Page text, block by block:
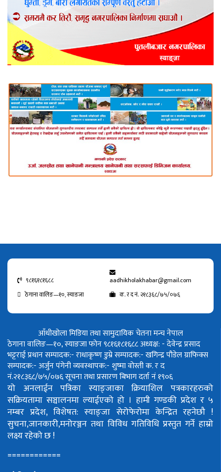
९८१६१८१६८८
aadhikholakhabar@gmail.com
ठेगाना वालिङ—१०, स्याङजा
क. र द नं. २१८३६८/७५/०७६
आँधीखोला मिडिया तथा सामुदायिक चेतना मन्च नेपाल
ठेगाना वालिङ—१०, स्याङजा फोन ९८१६१८१६८८अध्यक्ष: - देवेन्द्र प्रसाद
भट्टराईप्रधान सम्पादक:- राधाकृष्ण डुम्रेसम्पादक:- खगिन्द्र पौडेलग्राफिक्स
सम्पादक:- अर्जुन पंगेनीव्यवस्थापक:- शुष्मा वोस्तीक. र द
नं.२१८३६८/७५/०७६सूचना तथा प्रसारण बिभाग दर्ता नं १९०६
यो अनलाईन पत्रिका स्याङ्जाका क्रियाशिल पत्रकारहरुको
सक्रियतामा सञ्चालनमा ल्याईएको हो । हामी गण्डकी प्रदेश र ५
नम्बर प्रदेश, विशेषत: स्याङ्जा सेरोफेरोमा केन्द्रित रहनेछौ !
सुचना,जानकारी,मनोरञ्जन तथा विविध गतिविधि प्रस्तुत गर्ने हाम्रो
लक्ष्य रहेको छ !
============